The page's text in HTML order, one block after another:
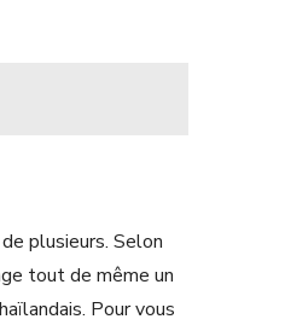
plusieurs. Selon
tout de même un
Pour vous